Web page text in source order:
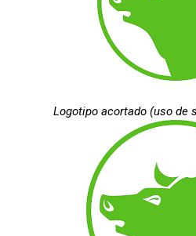
Logotipo acortado (uso de